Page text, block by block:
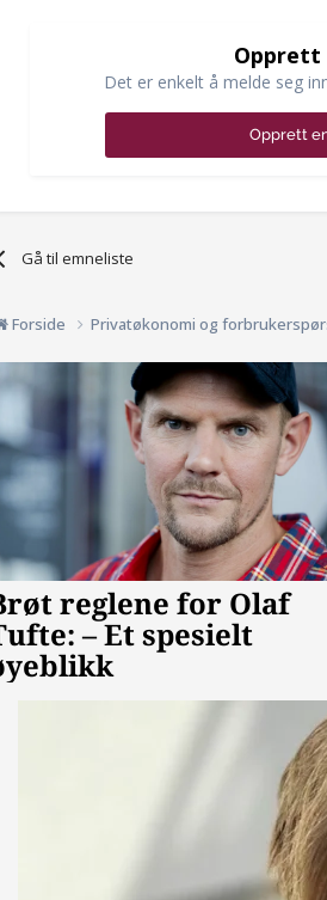
Det er enkelt å melde seg
Opprett
Gå til emneliste
Forside Privatøkonomi og